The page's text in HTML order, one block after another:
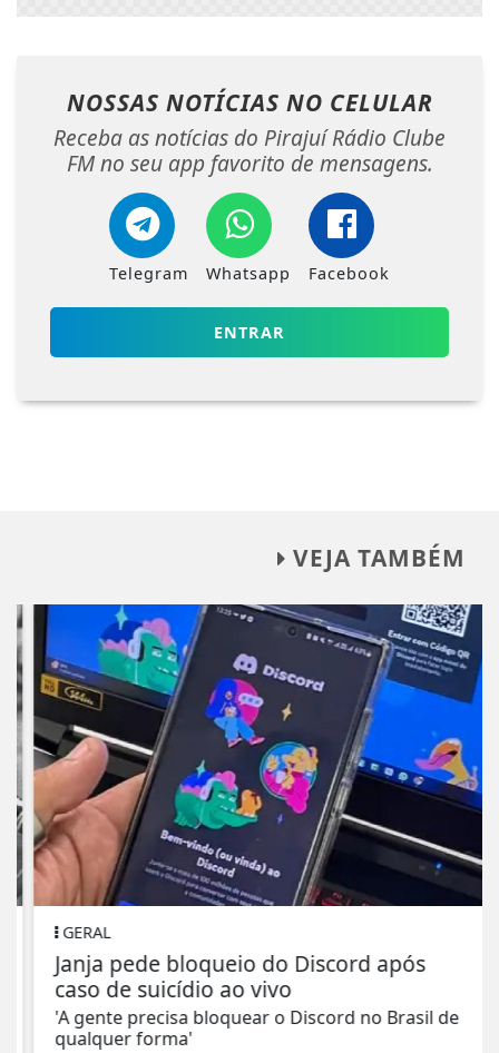
NOSSAS NOTÍCIAS NO CELULAR
Receba as notícias do Pirajuí Rádio Clube
FM no seu app favorito de mensagens.
Telegram Whatsapp Facebook
ENTRAR
VEJA TAMBÉM
GERAL
Janja pede bloqueio do Discord após
caso de suicídio ao vivo
'A gente precisa bloquear o Discord no Brasil de
qualquer forma'